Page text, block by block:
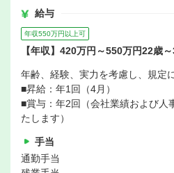
給与
年収550万円以上可
【年収】420万円～550万円22歳
年齢、経験、実力を考慮し、規定
■昇給：年1回（4月）
■賞与：年2回（会社業績および人
たします）
手当
通勤手当